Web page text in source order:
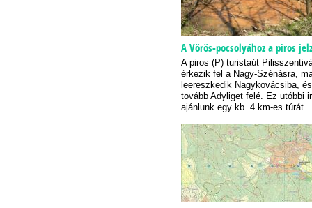
A Vörös-pocsolyához a piros
A piros (P) turistaút
érkezik fel a Nagy-Szénásra,
leereszkedik Nagykovácsiba,
tovább Adyliget felé. Ez utóbbi
ajánlunk egy kb. 4 km-es túrát.